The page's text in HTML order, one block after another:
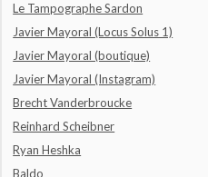
Le Tampographe Sardon
Javier Mayoral (Locus Solus 1)
Javier Mayoral (boutique)
Javier Mayoral (Instagram)
Brecht Vanderbroucke
Reinhard Scheibner
Ryan Heshka
Baldo